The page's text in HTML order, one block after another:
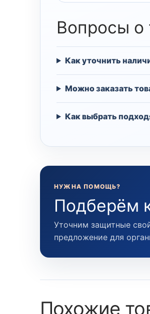
Вопросы о
Как уточнить
Можно заказать
Как выбрать
НУЖНА ПОМОЩЬ?
Подберём
Уточним защитные
предложение для
Похожие